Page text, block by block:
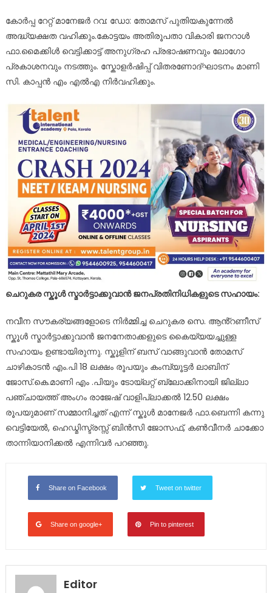
കോർപ്പ റേറ്റ് മാനേജർ റവ: ഡോ: തോമസ് പുതിയകുന്നേൽ
അദ്ധ്യക്ഷത വഹിക്കും.കോട്ടയം അതിരൂപതാ വികാരി ജനറാൾ
ഫാ.മൈക്കിൾ വെട്ടിക്കാട്ട് അനുഗ്രഹ പ്രഭാഷണവും ലോഗോ
പ്രകാശനവും നടത്തും. സ്കോളർഷിപ്പ് വിതരണോദ്ഘാടനം മാണി
സി. കാപ്പൻ എം എൽഎ നിർവഹിക്കും.
ചെറുകര സ്കൂൾ സ്മാർട്ടാക്കുവാൻ ജനപ്രതിനിധികളുടെ സഹായം:
നവീന സൗകര്യങ്ങളോടെ നിർമ്മിച്ച ചെറുകര സെ. ആൻ്റണീസ്
സ്കൂൾ സ്മാർട്ടാക്കുവാൻ ജനനേതാക്കളുടെ കൈയ്യയച്ചുള്ള
സഹായം ഉണ്ടായിരുന്നു. സ്കൂളിന് ബസ് വാങ്ങുവാൻ തോമസ്
ചാഴികാടൻ എം.പി 18 ലക്ഷം രൂപയും കംമ്പ്യൂട്ടർ ലാബിന്
ജോസ്.കെ.മാണി എം .പിയും ടോയ്ലറ്റ് ബ്ലോക്കിനായി ജില്ലാ
പഞ്ചായത്ത് അംഗം രാജേഷ് വാളിപ്ലാക്കൽ 12.50 ലക്ഷം
രൂപയുമാണ് സമ്മാനിച്ചത് എന്ന് സ്കൂൾ മാനേജർ ഫാ.ബെന്നി കന്നു
വെട്ടിയേൽ, ഹെഡ്മിസ്ട്രസ്സ് ബിൻസി ജോസഫ്, കൺവീനർ ചാക്കോ
താന്നിയാനിക്കൽ എന്നിവർ പറഞ്ഞു.
Share on Facebook Tweet on twitter
Share on google+ Pin to pinterest
Editor